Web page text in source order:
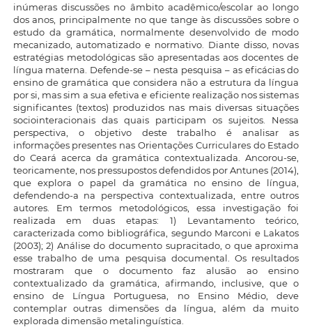
inúmeras discussões no âmbito acadêmico/escolar ao longo
dos anos, principalmente no que tange às discussões sobre o
estudo da gramática, normalmente desenvolvido de modo
mecanizado, automatizado e normativo. Diante disso, novas
estratégias metodológicas são apresentadas aos docentes de
língua materna. Defende-se – nesta pesquisa – as eficácias do
ensino de gramática que considera não a estrutura da língua
por si, mas sim a sua efetiva e eficiente realização nos sistemas
significantes (textos) produzidos nas mais diversas situações
sociointeracionais das quais participam os sujeitos. Nessa
perspectiva, o objetivo deste trabalho é analisar as
informações presentes nas Orientações Curriculares do Estado
do Ceará acerca da gramática contextualizada. Ancorou-se,
teoricamente, nos pressupostos defendidos por Antunes (2014),
que explora o papel da gramática no ensino de língua,
defendendo-a na perspectiva contextualizada, entre outros
autores. Em termos metodológicos, essa investigação foi
realizada em duas etapas: 1) Levantamento teórico,
caracterizada como bibliográfica, segundo Marconi e Lakatos
(2003); 2) Análise do documento supracitado, o que aproxima
esse trabalho de uma pesquisa documental. Os resultados
mostraram que o documento faz alusão ao ensino
contextualizado da gramática, afirmando, inclusive, que o
ensino de Língua Portuguesa, no Ensino Médio, deve
contemplar outras dimensões da língua, além da muito
explorada dimensão metalinguística.